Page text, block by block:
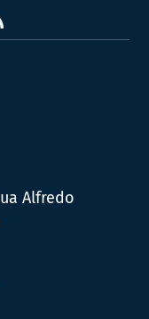
Alfredo